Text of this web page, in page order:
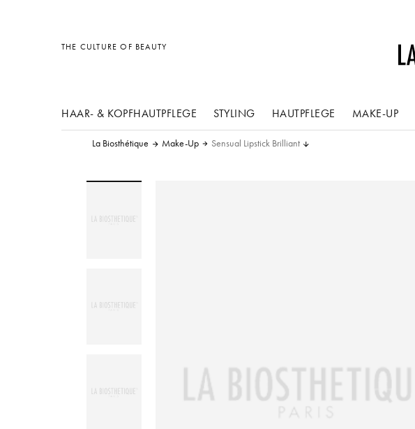
THE CULTURE OF BEAUTY
HAAR- & KOPFHAUTPFLEGE STYLING
Sonstiges
HAUTPFLEGE MAKE-UP
La Biosthétique Make-Up Sensual Lipstick Brilliant